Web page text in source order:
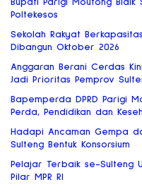
Poltekesos
Sekolah Rakyat
Dibangun Oktober 2026
Anggaran Berani Cerdas
Jadi Prioritas Pemprov
Bapemperda DPRD Parigi
Perda, Pendidikan dan
Hadapi Ancaman Gempa
Sulteng Bentuk Konsorsium
Pelajar Terbaik se-Sulteng
Pilar MPR RI